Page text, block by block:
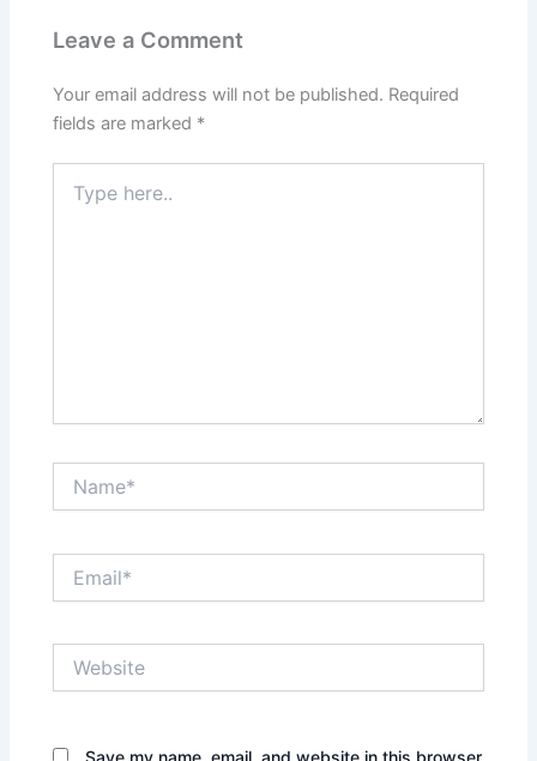
Leave a Comment
Your email address will not be published. Required
fields are marked *
here..
Save my name, email, and website in this browser